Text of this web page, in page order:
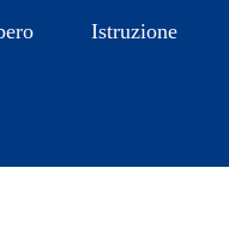
Istruzione